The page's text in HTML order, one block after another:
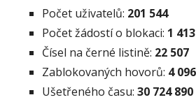
Počet uživatelů: 201 544
Počet žádostí o blokaci: 1
Čísel na černé listině: 22 507
Zablokovaných hovorů: 4
Ušetřeného času: 30 724 890